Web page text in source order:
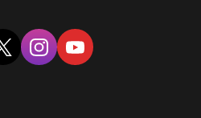
twitter instagramyoutube